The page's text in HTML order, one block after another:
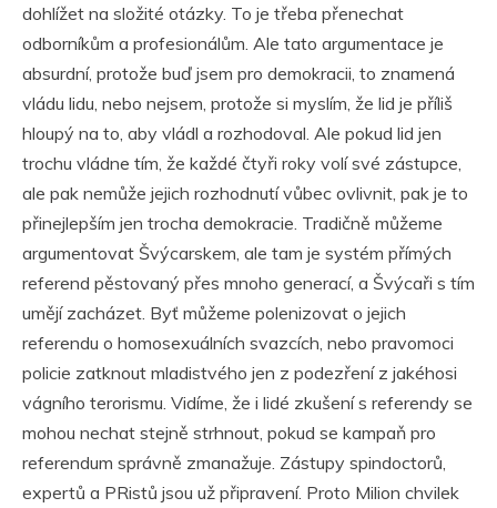
dohlížet na složité otázky. To je třeba přenechat
odborníkům a profesionálům. Ale tato argumentace je
absurdní, protože buď jsem pro demokracii, to znamená
vládu lidu, nebo nejsem, protože si myslím, že lid je příliš
hloupý na to, aby vládl a rozhodoval. Ale pokud lid jen
trochu vládne tím, že každé čtyři roky volí své zástupce,
ale pak nemůže jejich rozhodnutí vůbec ovlivnit, pak je to
přinejlepším jen trocha demokracie. Tradičně můžeme
argumentovat Švýcarskem, ale tam je systém přímých
referend pěstovaný přes mnoho generací, a Švýcaři s tím
umějí zacházet. Byť můžeme polenizovat o jejich
referendu o homosexuálních svazcích, nebo pravomoci
policie zatknout mladistvého jen z podezření z jakéhosi
vágního terorismu. Vidíme, že i lidé zkušení s referendy se
mohou nechat stejně strhnout, pokud se kampaň pro
referendum správně zmanažuje. Zástupy spindoctorů,
expertů a PRistů jsou už připravení. Proto Milion chvilek